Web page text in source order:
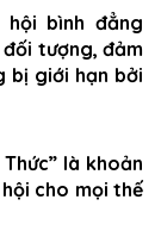
hội bình đẳng
tượng, đảm
bị giới hạn bởi
là khoản
cho mọi thế